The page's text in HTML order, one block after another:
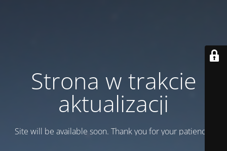
Strona w trakcie
aktualizacji
Site will be available soon. Thank you for your patience!